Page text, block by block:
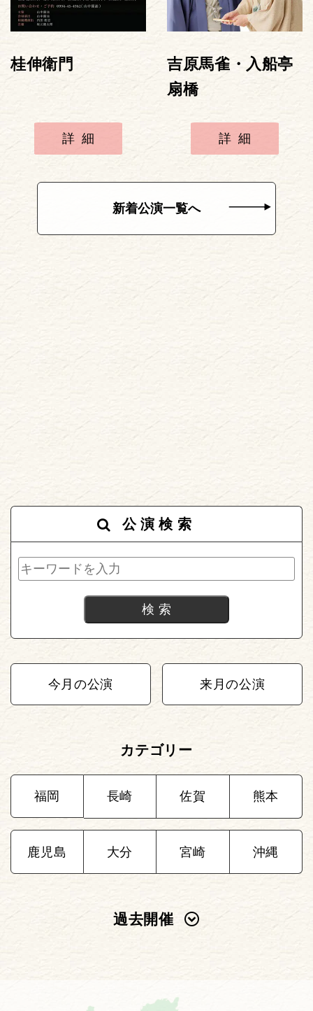
桂伸衛門
詳細
吉原馬雀・入船亭
扇橋
詳細
新着公演一覧へ
公演検索
今月の公演 来月の公演
カテゴリー
福岡 長崎 佐賀 熊本
鹿児島 大分 宮崎 沖縄
過去開催